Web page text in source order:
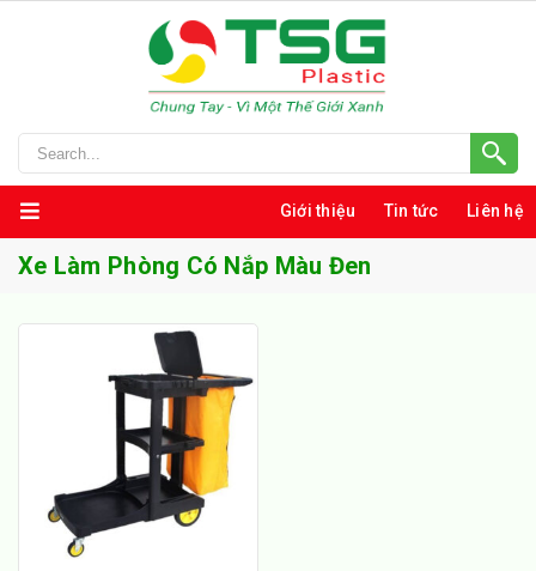
Giới thiệu Tin tức Liên hệ
Xe Làm Phòng Có Nắp Màu Đen